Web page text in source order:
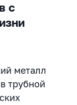
с
металл
трубной